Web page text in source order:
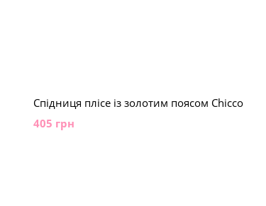
Спідниця плісе із золотим поясом Chicco
405 грн